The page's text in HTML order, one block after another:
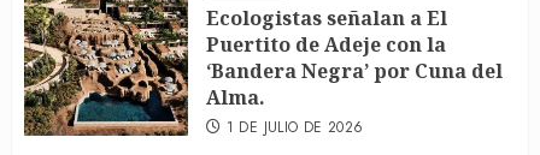
Ecologistas señalan a El
Puertito de Adeje con la
‘Bandera Negra’ por Cuna del
Alma.
1 DE JULIO DE 2026